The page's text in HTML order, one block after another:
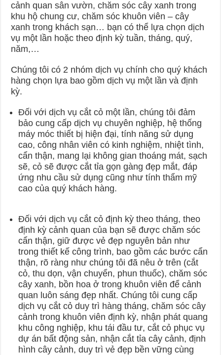
cảnh quan sân vườn, chăm sóc cây xanh trong
khu hộ chung cư, chăm sóc khuôn viên – cây
xanh trong khách sạn… bạn có thể lựa chọn dịch
vụ một lần hoặc theo định kỳ tuần, tháng, quý,
năm,…
Chúng tôi có 2 nhóm dịch vụ chính cho quý khách
hàng chọn lựa bao gồm dịch vụ một lần và định
kỳ.
Đối với dịch vụ cắt cỏ một lần, chúng tôi đảm
bảo cung cấp dịch vụ chuyên nghiệp, hệ thống
máy móc thiết bị hiện đại, tính năng sử dụng
cao, công nhân viên có kinh nghiệm, nhiệt tình,
cẩn thận, mang lại không gian thoáng mát, sạch
sẽ, cỏ sẽ được cắt tỉa gọn gàng đẹp mắt, đáp
ứng nhu cầu sử dụng cũng như tính thẩm mỹ
cao của quý khách hàng.
Đối với dịch vụ cắt cỏ định kỳ theo tháng, theo
định kỳ cảnh quan của bạn sẽ được chăm sóc
cẩn thận, giữ được vẻ đẹp nguyên bản như
trong thiết kế công trình, bao gồm các bước cẩn
thận, rõ ràng như chúng tôi đã nêu ở trên (cắt
cỏ, thu dọn, vận chuyển, phun thuốc), chăm sóc
cây xanh, bồn hoa ở trong khuôn viên để cảnh
quan luôn sáng đẹp nhất. Chúng tôi cung cấp
dịch vụ cắt cỏ duy trì hàng tháng, chăm sóc cây
cảnh trong khuôn viên định kỳ, nhận phát quang
khu công nghiệp, khu tái đầu tư, cắt cỏ phục vụ
dự án bất động sản, nhận cắt tỉa cây cảnh, định
hình cây cảnh, duy trì vẻ đẹp bền vững cùng